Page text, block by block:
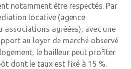
notamment être respectés. Par
locative (agence
associations agréées), avec une
au loyer de marché observé
le bailleur peut profiter
dont le taux est fixé à 15 %.